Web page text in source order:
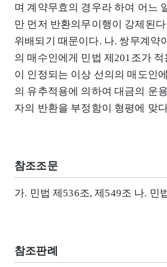
며 계약무효의 경우라 하여 어느
만 먼저 반환의무이행이 강제된
위배되기 때문이다. 나. 쌍무계약
의 매수인에게 민법 제201조가
이 인정되는 이상 선의의 매도인
의 유추적용에 의하여 대금의 운
자의 반환을 부정함이 형평에 맞
참조조문
가. 민법 제536조, 제549조 나. 민
참조판례